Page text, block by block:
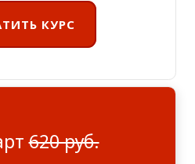
КУРС
620 руб.